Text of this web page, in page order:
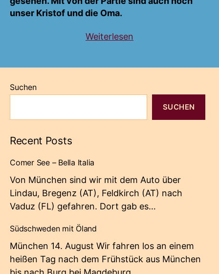
unser Kristof und die Oma.
Weiterlesen
Suchen
SUCHEN
Recent Posts
Comer See – Bella Italia
Von München sind wir mit dem Auto über
Lindau, Bregenz (AT), Feldkirch (AT) nach
Vaduz (FL) gefahren. Dort gab es…
Südschweden mit Öland
München 14. August Wir fahren los an einem
heißen Tag nach dem Frühstück aus München